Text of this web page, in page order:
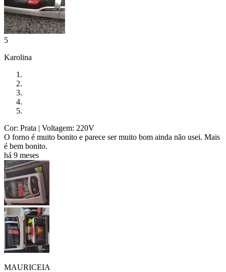
5
Karolina
Cor: Prata | Voltagem: 220V
O forno é muito bonito e parece ser muito bom ainda não usei. Mais
é bem bonito.
há 9 meses
MAURICEIA